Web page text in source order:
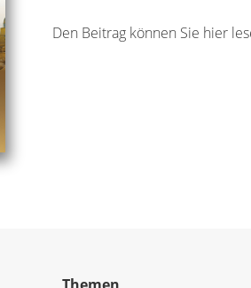
Den Beitrag können Sie hier